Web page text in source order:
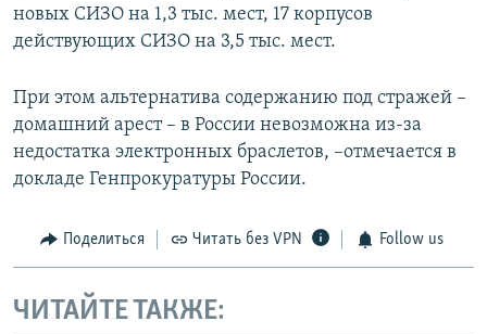
новых СИЗО на 1,3 тыс. мест, 17 корпусов
действующих СИЗО на 3,5 тыс. мест.
При этом альтернатива содержанию под стражей –
домашний арест – в России невозможна из-за
недостатка электронных браслетов, –отмечается в
докладе Генпрокуратуры России.
Поделиться Читать без VPN Follow us
ЧИТАЙТЕ ТАКЖЕ: